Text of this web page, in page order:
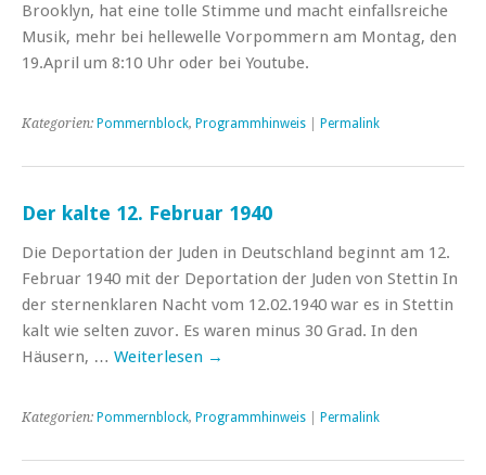
Brooklyn, hat eine tolle Stimme und macht einfallsreiche
Musik, mehr bei hellewelle Vorpommern am Montag, den
19.April um 8:10 Uhr oder bei Youtube.
Kategorien: Pommernblock, Programmhinweis Permalink
Der kalte 12. Februar 1940
Die Deportation der Juden in Deutschland beginnt am 12.
Februar 1940 mit der Deportation der Juden von Stettin In
der sternenklaren Nacht vom 12.02.1940 war es in Stettin
kalt wie selten zuvor. Es waren minus 30 Grad. In den
Häusern, … Weiterlesen →
Kategorien: Pommernblock, Programmhinweis Permalink